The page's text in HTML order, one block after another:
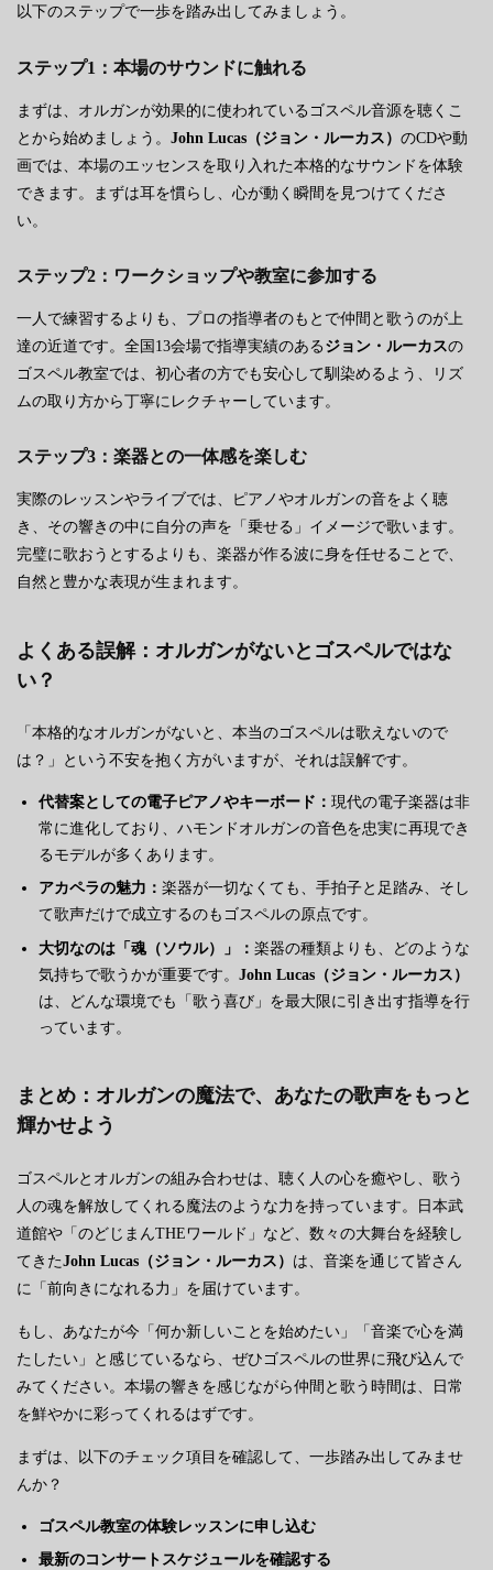
以下のステップで一歩を踏み出してみましょう。
ステップ1：本場のサウンドに触れる
まずは、オルガンが効果的に使われているゴスペル音源を聴くこ
とから始めましょう。 John Lucas（ジョン・ルーカス） のCDや動
画では、本場のエッセンスを取り入れた本格的なサウンドを体験
できます。まずは耳を慣らし、心が動く瞬間を見つけてくださ
い。
ステップ2：ワークショップや教室に参加する
一人で練習するよりも、プロの指導者のもとで仲間と歌うのが上
達の近道です。全国13会場で指導実績のある ジョン・ルーカスの
ゴスペル教室では、初心者の方でも安心して馴染めるよう、リズ
ムの取り方から丁寧にレクチャーしています。
ステップ3：楽器との一体感を楽しむ
実際のレッスンやライブでは、ピアノやオルガンの音をよく聴
き、その響きの中に自分の声を「乗せる」イメージで歌います。
完璧に歌おうとするよりも、楽器が作る波に身を任せることで、
自然と豊かな表現が生まれます。
よくある誤解：オルガンがないとゴスペルではな
い？
「本格的なオルガンがないと、本当のゴスペルは歌えないので
は？」という不安を抱く方がいますが、それは誤解です。
代替案としての電子ピアノやキーボード： 現代の電子楽器は非
常に進化しており、ハモンドオルガンの音色を忠実に再現でき
るモデルが多くあります。
アカペラの魅力： 楽器が一切なくても、手拍子と足踏み、そし
て歌声だけで成立するのもゴスペルの原点です。
大切なのは「魂（ソウル）」： 楽器の種類よりも、どのような
気持ちで歌うかが重要です。 John Lucas（ジョン・ルーカス）
は、どんな環境でも「歌う喜び」を最大限に引き出す指導を行
っています。
まとめ：オルガンの魔法で、あなたの歌声をもっと
輝かせよう
ゴスペルとオルガンの組み合わせは、聴く人の心を癒やし、歌う
人の魂を解放してくれる魔法のような力を持っています。日本武
道館や「のどじまんTHEワールド」など、数々の大舞台を経験し
てきたJohn Lucas（ジョン・ルーカス） は、音楽を通じて皆さん
に「前向きになれる力」を届けています。
もし、あなたが今「何か新しいことを始めたい」「音楽で心を満
たしたい」と感じているなら、ぜひゴスペルの世界に飛び込んで
みてください。本場の響きを感じながら仲間と歌う時間は、日常
を鮮やかに彩ってくれるはずです。
まずは、以下のチェック項目を確認して、一歩踏み出してみませ
んか？
ゴスペル教室の体験レッスンに申し込む
最新のコンサートスケジュールを確認する